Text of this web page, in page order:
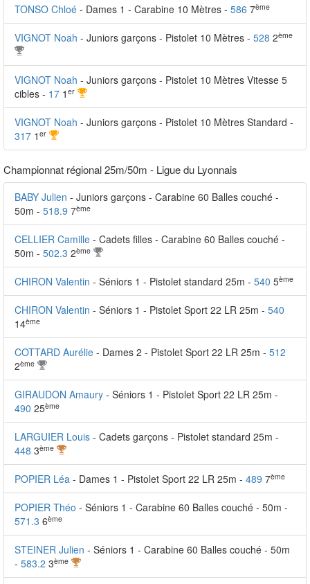
TONSO Chloé - Dames 1 - Carabine 10 Mètres - 586 7ème
VIGNOT Noah - Juniors garçons - Pistolet 10 Mètres - 528 2ème
VIGNOT Noah - Juniors garçons - Pistolet 10 Mètres Vitesse 5
cibles - 17 1 er
VIGNOT Noah - Juniors garçons - Pistolet 10 Mètres Standard -
317 1 er
Championnat régional 25m/50m - Ligue du Lyonnais
BABY Julien - Juniors garçons - Carabine 60 Balles couché -
50m - 518.9 7ème
CELLIER Camille - Cadets filles - Carabine 60 Balles couché -
50m - 502.3 2ème
CHIRON Valentin - Séniors 1 - Pistolet standard 25m - 540 5ème
CHIRON Valentin - Séniors 1 - Pistolet Sport 22 LR 25m - 540
14ème
COTTARD Aurélie - Dames 2 - Pistolet Sport 22 LR 25m - 512
2ème
GIRAUDON Amaury - Séniors 1 - Pistolet Sport 22 LR 25m -
490 25ème
LARGUIER Louis - Cadets garçons - Pistolet standard 25m -
448 3ème
POPIER Léa - Dames 1 - Pistolet Sport 22 LR 25m - 489 7ème
POPIER Théo - Séniors 1 - Carabine 60 Balles couché - 50m -
571.3 6ème
STEINER Julien - Séniors 1 - Carabine 60 Balles couché - 50m
- 583.2 3ème